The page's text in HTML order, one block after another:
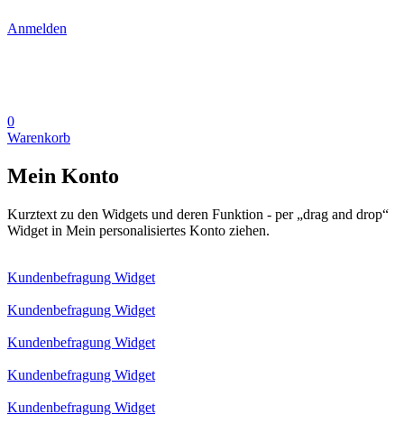
Anmelden
0
Warenkorb
Mein Konto
Kurztext zu den Widgets und deren Funktion - per „drag and drop“
Widget in Mein personalisiertes Konto ziehen.
Kundenbefragung Widget
Kundenbefragung Widget
Kundenbefragung Widget
Kundenbefragung Widget
Kundenbefragung Widget